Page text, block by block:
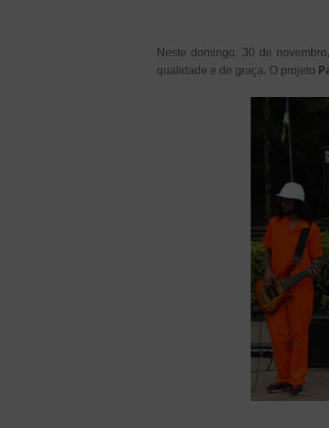
Neste domingo, 30 de
qualidade e de graça. O projeto